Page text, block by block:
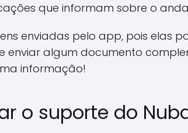
que informam sobre o
enviadas pelo app, pois elas
enviar algum documento
informação!
o suporte do